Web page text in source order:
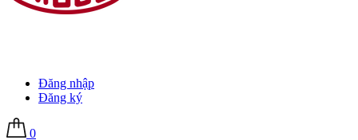
Đăng nhập
Đăng ký
0